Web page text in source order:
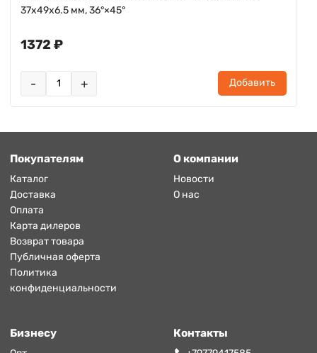
37x49x6.5 мм, 36°×45°
1372 ₽
- + Добавить
Покупателям
Каталог
Доставка
Оплата
Карта дилеров
Возврат товара
Публичная оферта
Политика
конфиденциальности
О компании
Новости
О нас
Бизнесу Контакты